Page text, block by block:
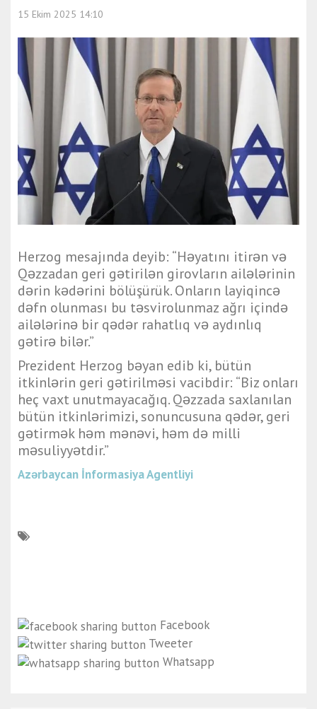
15 Ekim 2025 14:10
Herzog mesajında deyib: “Həyatını itirən və
Qəzzadan geri gətirilən girovların ailələrinin
dərin kədərini bölüşürük. Onların layiqincə
dəfn olunması bu təsvirolunmaz ağrı içində
ailələrinə bir qədər rahatlıq və aydınlıq
gətirə bilər.”
Prezident Herzog bəyan edib ki, bütün
itkinlərin geri gətirilməsi vacibdir: “Biz onları
heç vaxt unutmayacağıq. Qəzzada saxlanılan
bütün itkinlərimizi, sonuncusuna qədər, geri
gətirmək həm mənəvi, həm də milli
məsuliyyətdir.”
Azərbaycan İnformasiya Agentliyi
Facebook
Tweeter
Whatsapp